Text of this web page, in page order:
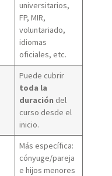
universitarios,
FP, MIR,
voluntariado,
idiomas
oficiales, etc.
Puede cubrir
toda la
duración del
curso desde el
inicio.
Más específica:
cónyuge/pareja
e hijos menores